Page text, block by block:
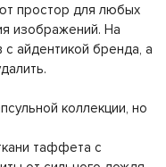
простор для любых
изображений. На
айдентикой бренда, а
коллекции, но
таффета с